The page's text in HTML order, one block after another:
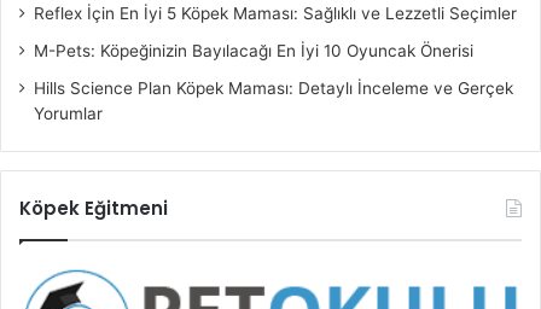
Reflex İçin En İyi 5 Köpek Maması: Sağlıklı ve Lezzetli Seçimler
M-Pets: Köpeğinizin Bayılacağı En İyi 10 Oyuncak Önerisi
Hills Science Plan Köpek Maması: Detaylı İnceleme ve Gerçek
Yorumlar
Köpek Eğitmeni